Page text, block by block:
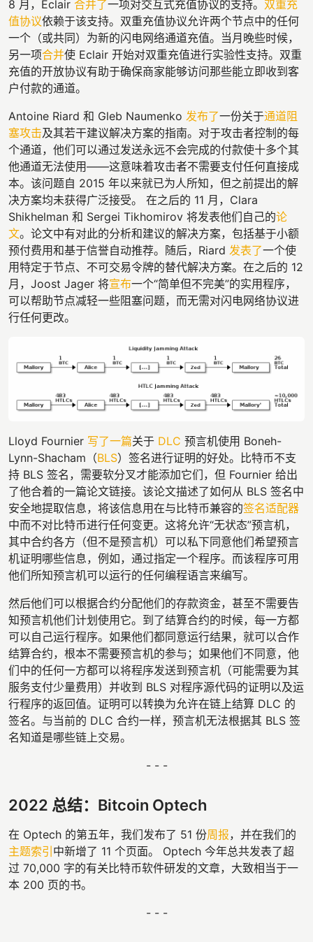
8 月，Eclair 合并了一项对交互式充值协议的支持。 双重充
值协议依赖于该支持。双重充值协议允许两个节点中的任何
一个（或共同）为新的闪电网络通道充值。当月晚些时候，
另一项合并使 Eclair 开始对双重充值进行实验性支持。双重
充值的开放协议有助于确保商家能够访问那些能立即收到客
户付款的通道。
Antoine Riard 和 Gleb Naumenko 发布了一份关于通道阻
塞攻击及其若干建议解决方案的指南。对于攻击者控制的每
个通道，他们可以通过发送永远不会完成的付款使十多个其
他通道无法使用——这意味着攻击者不需要支付任何直接成
本。该问题自 2015 年以来就已为人所知，但之前提出的解
决方案均未获得广泛接受。 在之后的 11 月，Clara
Shikhelman 和 Sergei Tikhomirov 将发表他们自己的论
文。论文中有对此的分析和建议的解决方案，包括基于小额
预付费用和基于信誉自动推荐。随后，Riard 发表了一个使
用特定于节点、不可交易令牌的替代解决方案。在之后的 12
月，Joost Jager 将宣布一个“简单但不完美”的实用程序，
可以帮助节点减轻一些阻塞问题，而无需对闪电网络协议进
行任何更改。
Lloyd Fournier 写了一篇关于 DLC 预言机使用 Boneh-
Lynn-Shacham（BLS）签名进行证明的好处。比特币不支
持 BLS 签名，需要软分叉才能添加它们，但 Fournier 给出
了他合着的一篇论文链接。该论文描述了如何从 BLS 签名中
安全地提取信息，将该信息用在与比特币兼容的签名适配器
中而不对比特币进行任何变更。这将允许“无状态”预言机，
其中合约各方（但不是预言机）可以私下同意他们希望预言
机证明哪些信息，例如，通过指定一个程序。而该程序可用
他们所知预言机可以运行的任何编程语言来编写。
然后他们可以根据合约分配他们的存款资金，甚至不需要告
知预言机他们计划使用它。到了结算合约的时候，每一方都
可以自己运行程序。如果他们都同意运行结果，就可以合作
结算合约，根本不需要预言机的参与；如果他们不同意，他
们中的任何一方都可以将程序发送到预言机（可能需要为其
服务支付少量费用）并收到 BLS 对程序源代码的证明以及运
行程序的返回值。证明可以转换为允许在链上结算 DLC 的
签名。与当前的 DLC 合约一样，预言机无法根据其 BLS 签
名知道是哪些链上交易。
- - -
2022 总结：Bitcoin Optech
在 Optech 的第五年，我们发布了 51 份周报，并在我们的
主题索引中新增了 11 个页面。 Optech 今年总共发表了超
过 70,000 字的有关比特币软件研发的文章，大致相当于一
本 200 页的书。
- - -